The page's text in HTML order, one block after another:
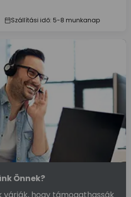
Szállítási idő: 5-8 munkanap
Önnek?